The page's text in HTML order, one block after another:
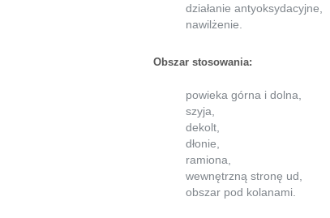
działanie antyoksydacyjne,
nawilżenie.
Obszar stosowania:
powieka górna i dolna,
szyja,
dekolt,
dłonie,
ramiona,
wewnętrzną stronę ud,
obszar pod kolanami.